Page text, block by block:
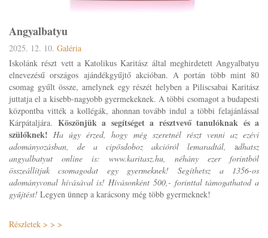
Angyalbatyu
2025. 12. 10. Galéria
Iskolánk részt vett a Katolikus Karitász által meghirdetett Angyalbatyu
elnevezésű országos ajándékgyűjtő akcióban. A portán több mint 80
csomag gyűlt össze, amelynek egy részét helyben a Piliscsabai Karitász
juttatja el a kisebb-nagyobb gyermekeknek. A többi csomagot a budapesti
központba vitték a kollégák, ahonnan tovább indul a többi felajánlással
Kárpátaljára. Köszönjük a segítséget a résztvevő tanulóknak és a
szülőknek!Ha úgy érzed, hogy még szeretnél részt venni az ezévi
adományozásban, de a cipősdoboz akcióról lemaradtál,
adhatsz
angyalbatyut online is: www.karitasz.hu, néhány ezer forintból
összeállítjuk csomagodat egy gyermeknek! Segíthetsz a 1356-os
adományvonal hívásával is! Hívásonként 500,- forinttal támogathatod a
gyűjtést! Legyen ünnep a karácsony még több gyermeknek!
Részletek > > >